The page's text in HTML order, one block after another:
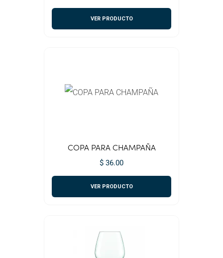
VER PRODUCTO
COPA PARA CHAMPAÑA
$ 36.00
VER PRODUCTO